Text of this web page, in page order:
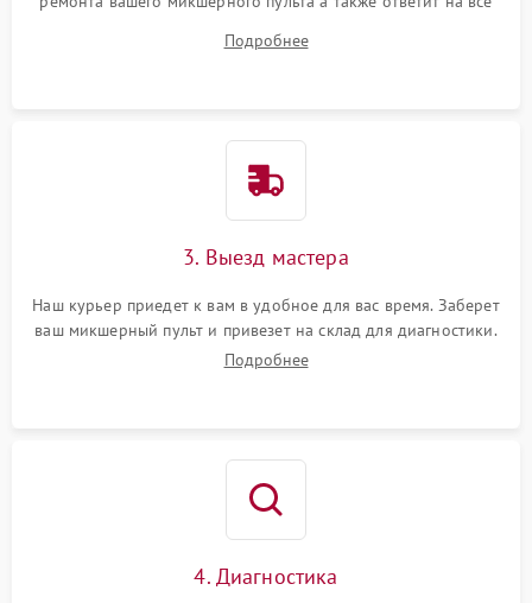
Подробнее
3. Выезд мастера
Наш курьер приедет к вам в удобное для вас время. Заберет
ваш микшерный пульт и привезет на склад для диагностики.
Подробнее
4. Диагностика